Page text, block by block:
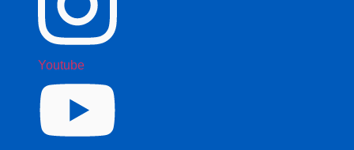
Youtube